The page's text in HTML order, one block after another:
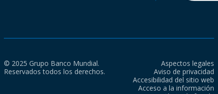
© 2025 Grupo Banco Mundial.
Reservados todos los derechos.
Aspectos legales
Aviso de privacidad
Accesibilidad del sitio web
Acceso a la información